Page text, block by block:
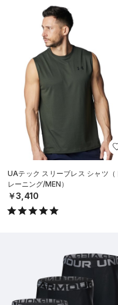
UAテック スリーブレス シャツ（
レーニング/MEN）
￥3,410